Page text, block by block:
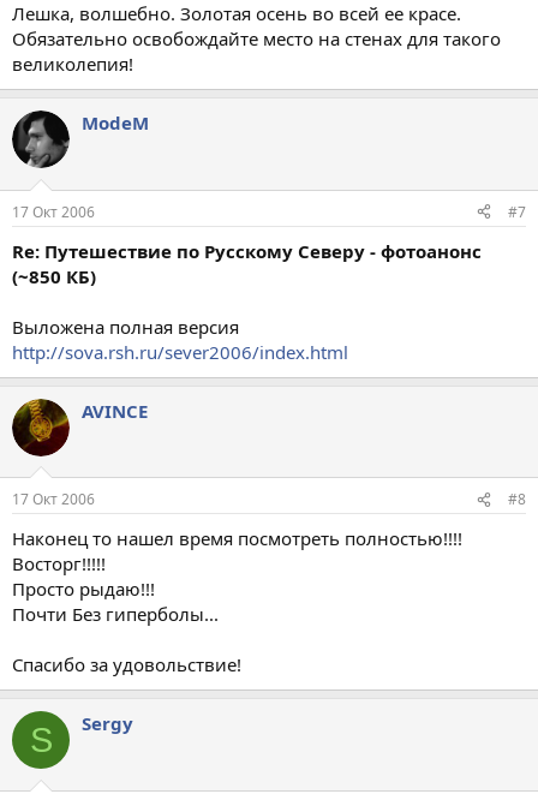
Лешка, волшебно. Золотая осень во всей ее красе.
Обязательно освобождайте место на стенах для такого
великолепия!
ModeM
17 Окт 2006 #7
Re: Путешествие по Русскому Северу - фотоанонс
(~850 КБ)
Выложена полная версия
http://sova.rsh.ru/sever2006/index.html
AVINCE
17 Окт 2006 #8
Наконец то нашел время посмотреть полностью!!!!
Восторг!!!!!
Просто рыдаю!!!
Почти Без гиперболы...
Спасибо за удовольствие!
S Sergy